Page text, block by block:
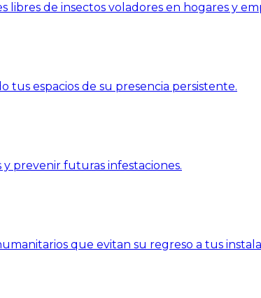
libres de insectos voladores en hogares y
tus espacios de su presencia persistente.
y prevenir futuras infestaciones.
que evitan su regreso a tus